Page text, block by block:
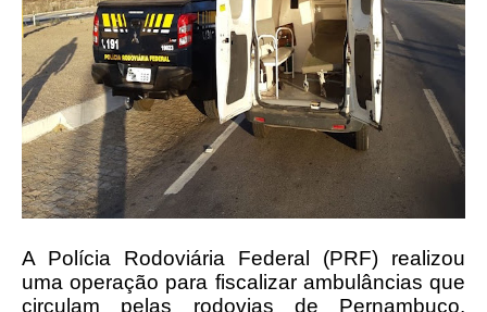
A Polícia Rodoviária Federal (PRF) realizou
uma operação para fiscalizar ambulâncias que
circulam pelas rodovias de Pernambuco.